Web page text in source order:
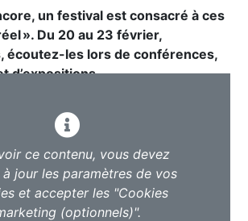
un festival est consacré à ces
». Du 20 au 23 février,
écoutez-les lors de conférences,
d’expositions.
ce contenu, vous devez
jour les paramètres de vos
et accepter les "Cookies
(optionnels)".